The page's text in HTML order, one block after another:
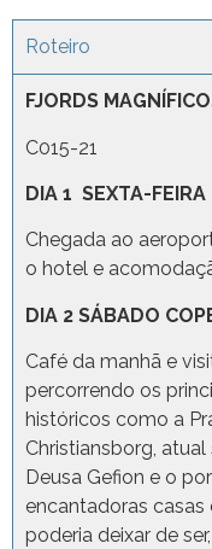
Roteiro
FJORDS
C015-21
DIA 1 SEXTA-FEIRA
Chegada ao
o hotel e
DIA 2 SÁBADO
Café da manhã e
percorrendo os
históricos como a
Christiansborg,
Deusa Gefion e o
encantadoras casas
poderia deixar de